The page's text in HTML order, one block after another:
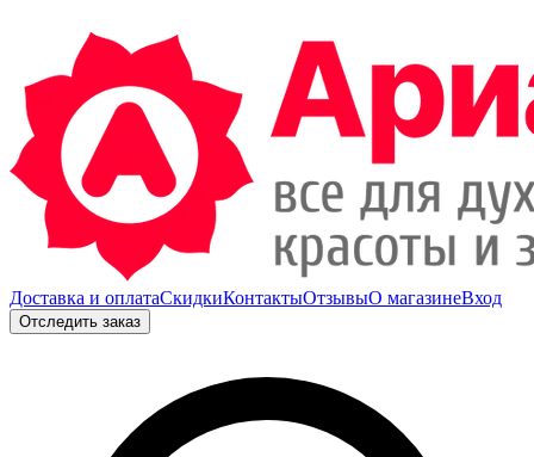
Доставка и оплатаСкидкиКонтактыОтзывыО магазинеВход
Отследить заказ